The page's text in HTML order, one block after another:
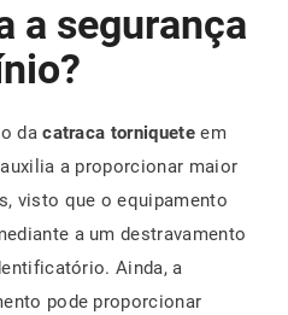
a segurança
dacatraca torniqueteem
a proporcionar maior
visto que o equipamento
a um destravamento
Ainda, a
pode proporcionar